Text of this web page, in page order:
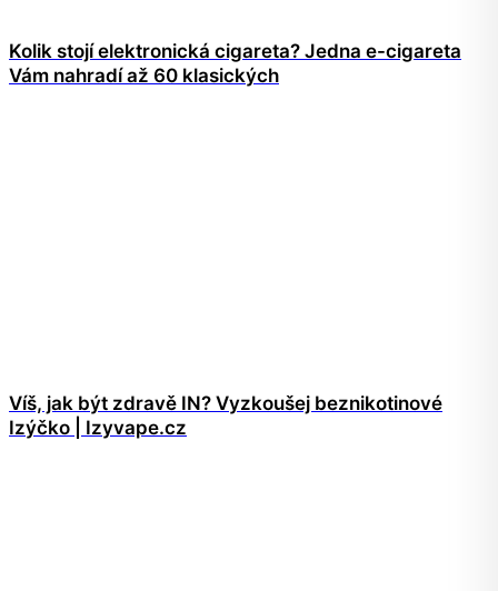
Kolik stojí elektronická cigareta? Jedna e-cigareta
Vám nahradí až 60 klasických
Víš, jak být zdravě IN? Vyzkoušej beznikotinové
Izýčko | Izyvape.cz